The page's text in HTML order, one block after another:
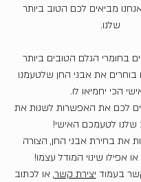
מביאים לכם הטוב ביותר
שלנו.
בחומרי הגלם הטובים ביותר
בוחרים את אבני החן שלטעמנו
הכי יחמיאו לו.
לכם את האפשרות לשנות את
שלנו לטעמכם האישי!
את בחירת אבני החן, הצורה
אפילו שינוי המודל עצמו!
קשר בעמוד יצירת קשר, או לכתוב